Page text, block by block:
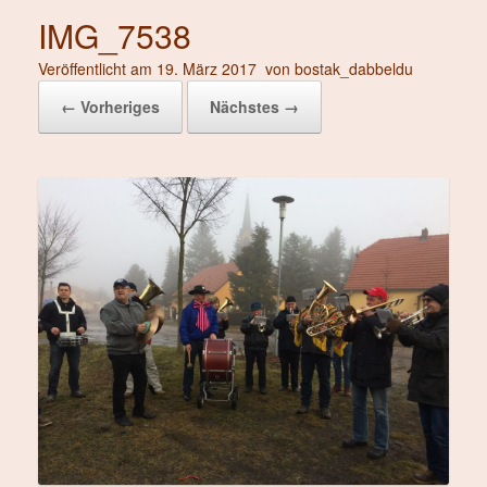
IMG_7538
Veröffentlicht am 19. März 2017 von bostak_dabbeldu
← Vorheriges
Nächstes →